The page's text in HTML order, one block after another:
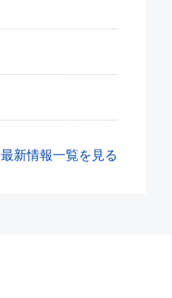
最新情報一覧を見る